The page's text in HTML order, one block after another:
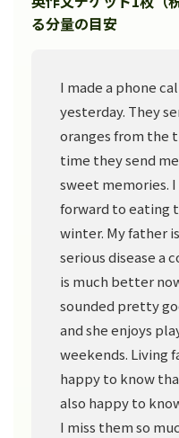
る分量の目安
I made a phone
yesterday. They
oranges from the
time they send
sweet memories.
forward to eating
winter. My father
serious disease a
is much better
sounded pretty
and she enjoys
weekends. Living
happy to know
also happy to
I miss them so